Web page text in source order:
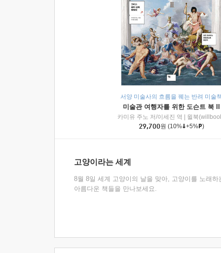
서양 미술사의 흐름을 꿰는 반려 미술
미술관 여행자를 위한 도슨트 북 II
카미유 주노 저/이세진 역
윌북
29,700원 (10% +5% )
고양이라는 세계
8월 8일 세계 고양이의 날을 맞아, 고양이를 노래하
아름다운 책들을 만나보세요.